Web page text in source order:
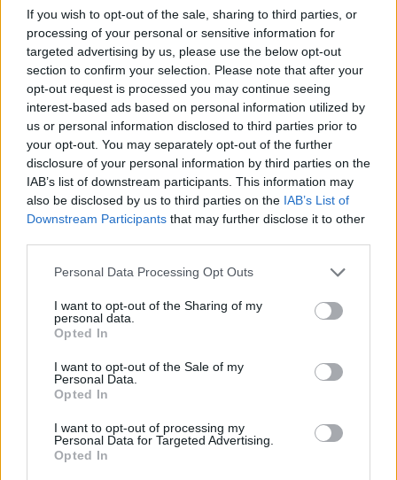
If you wish to opt-out of the sale, sharing to third parties, or
processing of your personal or sensitive information for
targeted advertising by us, please use the below opt-out
section to confirm your selection. Please note that after your
opt-out request is processed you may continue seeing
interest-based ads based on personal information utilized by
us or personal information disclosed to third parties prior to
your opt-out. You may separately opt-out of the further
disclosure of your personal information by third parties on the
IAB’s list of downstream participants. This information may
also be disclosed by us to third parties on the IAB’s List of
Downstream Participants that may further disclose it to other
Personal Data Processing Opt Outs
I want to opt-out of the Sharing of my
personal data.
Opted In
I want to opt-out of the Sale of my
Personal Data.
Opted In
I want to opt-out of processing my
Personal Data for Targeted Advertising.
Opted In
SENS
SOS (Șoșoacă)
POT (Gavrilă)
PACE (Peia)
Acțiunea Conservatoare (Târziu)
PDF (Lazarus)
PUSL (D. Voiculescu)
PNȚCD (Pavelescu)
PNCR (Terheș)
Partidul Patrioților (Surugiu)
FAR (Coarnă)
România pe Primul Loc (Ponta)
Altul
Arhiva sondajelor